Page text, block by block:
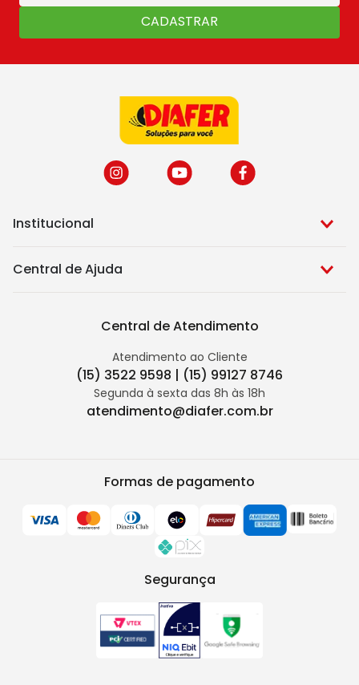
CADASTRAR
Institucional
Central de Ajuda
Central de Atendimento
Atendimento ao Cliente
(15) 3522 9598 | (15) 99127 8746
Segunda à sexta das 8h às 18h
atendimento@diafer.com.br
Formas de pagamento
Segurança